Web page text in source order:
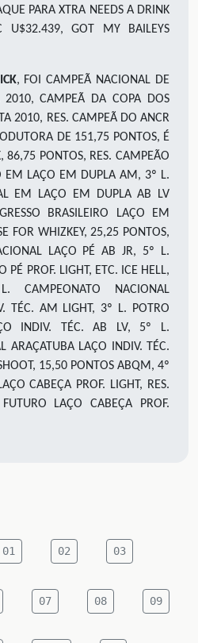
PARA XTRA NEEDS A DRINK
U$32.439, GOT MY BAILEYS
, FOI CAMPEÃ NACIONAL DE
2010, CAMPEÃ DA COPA DOS
2010, RES. CAMPEÃ DO ANCR
DE 151,75 PONTOS, É
86,75 PONTOS, RES. CAMPEÃO
EM LAÇO EM DUPLA AM, 3º L.
EM LAÇO EM DUPLA AB LV
BRASILEIRO LAÇO EM
FOR WHIZKEY, 25,25 PONTOS,
LAÇO PÉ AB JR, 5º L.
PÉ PROF. LIGHT, ETC. ICE HELL,
NACIONAL
TÉC. AM LIGHT, 3º L. POTRO
INDIV. TÉC. AB LV, 5º L.
ARAÇATUBA LAÇO INDIV. TÉC.
15,50 PONTOS ABQM, 4º
CABEÇA PROF. LIGHT, RES.
LAÇO CABEÇA PROF.
01 02 03
07 08 09